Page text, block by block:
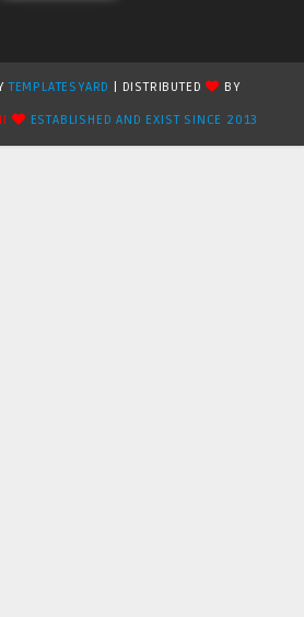
TEMPLATESYARD | DISTRIBUTED
BY
ESTABLISHED AND EXIST SINCE 2013